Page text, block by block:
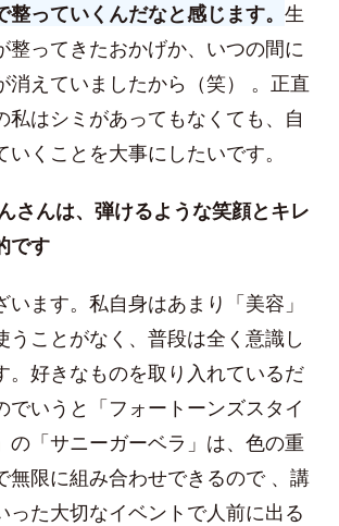
っていくんだなと感じます。 生
整ってきたおかげか、いつの間に
消えていましたから（笑） 。正直
私はシミがあってもなくても、自
くことを大事にしたいです。
さんは、弾けるような笑顔とキレ
です
います。私自身はあまり「美容」
うことがなく、普段は全く意識し
。好きなものを取り入れているだ
でいうと「フォートーンズスタイ
の「サニーガーベラ」は、色の重
無限に組み合わせできるので 、講
った大切なイベントで人前に出る